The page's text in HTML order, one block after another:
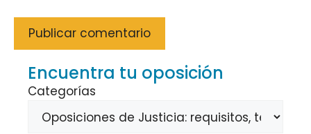
Encuentra tu oposición
Categorías